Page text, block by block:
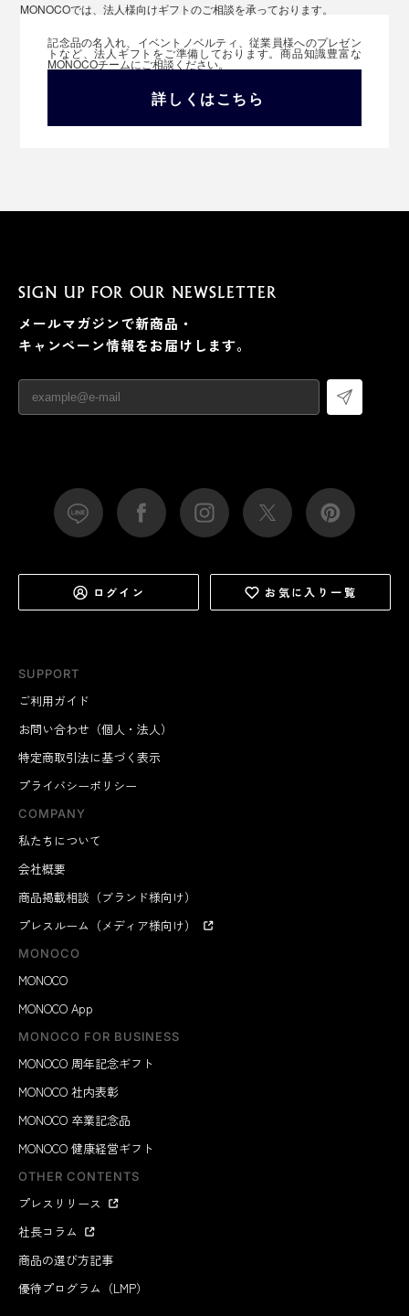
MONOCOでは、法人様向けギフトのご相談を承っております。
記念品の名入れ、イベントノベルティ、従業員様へのプレゼン
トなど、法人ギフトをご準備しております。商品知識豊富な
MONOCOチームにご相談ください。
詳しくはこちら
SUPPORT
ご利用ガイド
お問い合わせ（個人・法人）
特定商取引法に基づく表示
プライバシーポリシー
COMPANY
私たちについて
会社概要
商品掲載相談（ブランド様向け）
プレスルーム（メディア様向け）
MONOCO
MONOCO
MONOCO App
MONOCO FOR BUSINESS
MONOCO 周年記念ギフト
MONOCO 社内表彰
MONOCO 卒業記念品
MONOCO 健康経営ギフト
OTHER CONTENTS
プレスリリース
社長コラム
商品の選び方記事
優待プログラム（LMP）
SIGN UP FOR OUR NEWSLETTER
メールマガジンで新商品・
キャンペーン情報をお届けします。
ログイン お気に入り一覧